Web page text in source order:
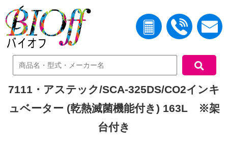
中古機器検索
7111・アステック/SCA-325DS/CO2インキ
ュベーター (乾熱滅菌機能付き) 163L ※架
台付き